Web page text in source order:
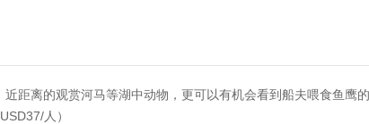
距离的观赏河马等湖中动物，更可以有机会看到船夫喂食鱼鹰
人）